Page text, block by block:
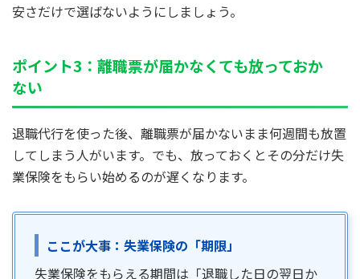
安さだけで選ばないようにしましょう。
ポイント3：離職票が届かなくても放っておか
ない
退職代行を使った後、離職票が届かないまま何週間も放置
してしまう人がいます。でも、放っておくとその分だけ失
業保険をもらい始めるのが遅くなります。
ここが大事：失業保険の「期限」
失業保険をもらえる期間は「退職した日の翌日か